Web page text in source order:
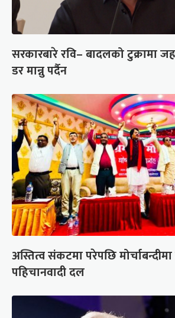
सरकारबारे रवि– बादलको टुक्रामा
डर मान्नु पर्दैन
अस्तित्व संकटमा परेपछि
पहिचानवादी दल